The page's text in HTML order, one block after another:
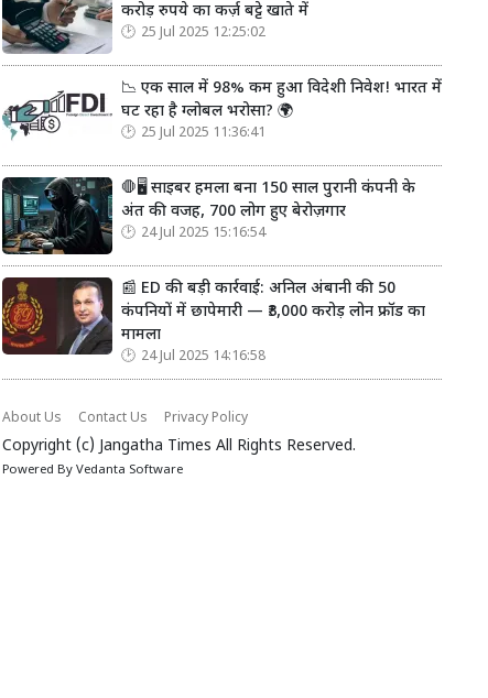
करोड़ रुपये का कर्ज़ बट्टे खाते में
25 Jul 2025 12:25:02
📉 एक साल में 98% कम हुआ विदेशी निवेश! भारत में
घट रहा है ग्लोबल भरोसा? 🌍
25 Jul 2025 11:36:41
🛑🖥️ साइबर हमला बना 150 साल पुरानी कंपनी के
अंत की वजह, 700 लोग हुए बेरोज़गार
24 Jul 2025 15:16:54
📰 ED की बड़ी कार्रवाई: अनिल अंबानी की 50
कंपनियों में छापेमारी — ₹3,000 करोड़ लोन फ्रॉड का
मामला
24 Jul 2025 14:16:58
About Us Contact Us Privacy Policy
Copyright (c) Jangatha Times All Rights Reserved.
Powered By Vedanta Software